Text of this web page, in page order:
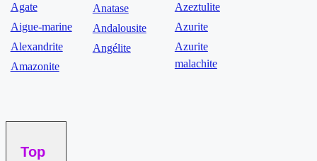
Agate
Aigue-marine
Alexandrite
Amazonite
Anatase
Andalousite
Angélite
Azeztulite
Azurite
Azurite
malachite
Top